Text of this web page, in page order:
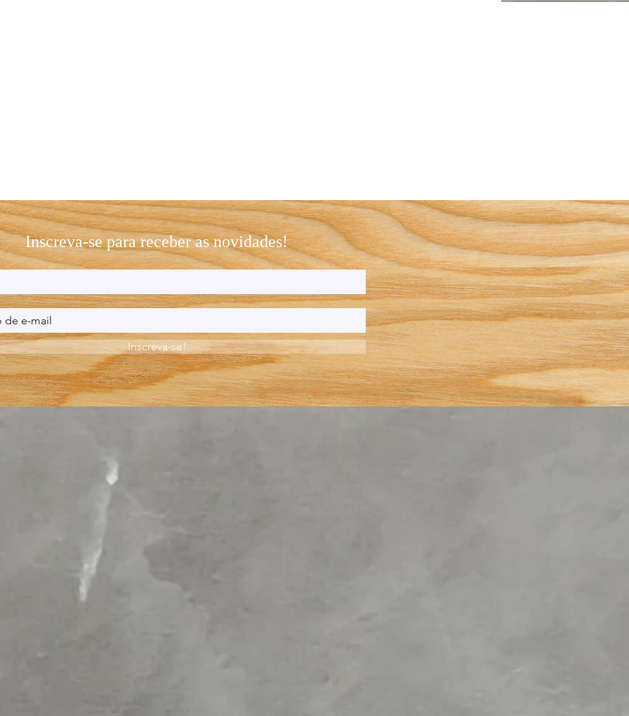
Inscreva-se para receber as novidades!
Inscreva-se!